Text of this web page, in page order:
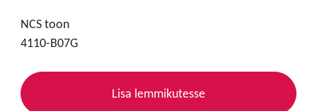
NCS toon
4110-B07G
Lisa lemmikutesse